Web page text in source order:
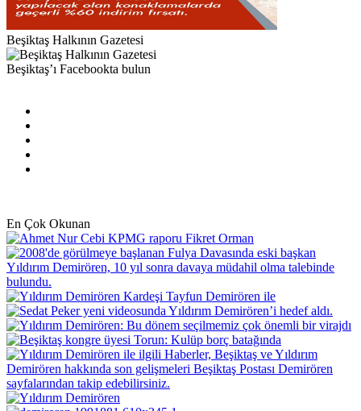
Beşiktaş Halkının Gazetesi
Beşiktaş’ı Facebookta bulun
En Çok Okunan